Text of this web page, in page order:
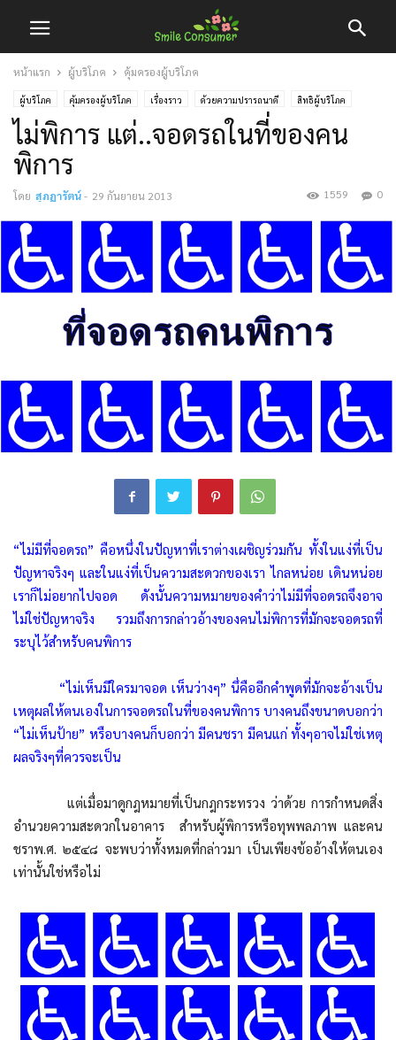
หน้าแรก ผู้บริโภค คุ้มครองผู้บริโภค
ผู้บริโภค คุ้มครองผู้บริโภค เรื่องราว ด้วยความปรารถนาดี สิทธิผู้บริโภค
ไม่พิการ แต่..จอดรถในที่ของคน
พิการ
โดย สุภฎารัตน์- 29 กันยายน 2013 0
1559
“ไม่มีที่จอดรถ” คือหนึ่งในปัญหาที่เราต่างเผชิญร่วมกัน ทั้งในแง่ที่เป็น
ปัญหาจริงๆ และในแง่ที่เป็นความสะดวกของเรา ไกลหน่อย เดินหน่อย
เราก็ไม่อยากไปจอด ดังนั้นความหมายของคำว่าไม่มีที่จอดรถจึงอาจ
ไม่ใช่ปัญหาจริง รวมถึงการกล่าวอ้างของคนไม่พิการที่มักจะจอดรถที่
ระบุไว้สำหรับคนพิการ
“ไม่เห็นมีใครมาจอด เห็นว่างๆ” นึ่คืออีกคำพูดที่มักจะอ้างเป็น
เหตุผลให้ตนเองในการจอดรถในที่ของคนพิการ บางคนถึงขนาดบอกว่า
“ไม่เห็นป้าย” หรือบางคนก็บอกว่า มีคนชรา มีคนแก่ ทั้งๆอาจไม่ใช่เหตุ
ผลจริงๆที่ควรจะเป็น
แต่เมื่อมาดูกฎหมายที่เป็นกฎกระทรวง ว่าด้วย การกำหนดสิ่ง
อำนวยความสะดวกในอาคาร สำหรับผู้พิการหรือทุพพลภาพ และคน
ชราพ.ศ. ๒๕๔๘ จะพบว่าทั้งหมดที่กล่าวมา เป็นเพียงข้ออ้างให้ตนเอง
เท่านั้นใช่หรือไม่